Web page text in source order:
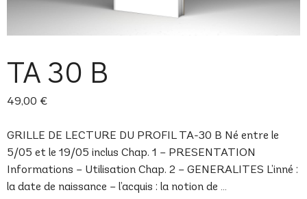
TA 30 B
49,00 €
GRILLE DE LECTURE DU PROFIL TA-30 B Né entre le
5/05 et le 19/05 inclus Chap. 1 – PRESENTATION
Informations – Utilisation Chap. 2 – GENERALITES L’inné :
la date de naissance – l’acquis : la notion de …